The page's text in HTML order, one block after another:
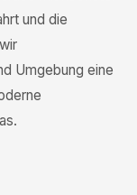
und die
Umgebung eine